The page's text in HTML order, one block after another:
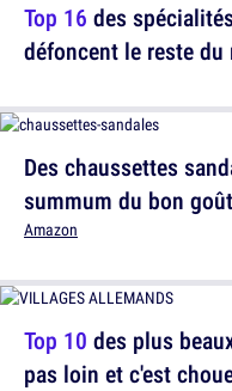
Des chaussettes
summum du bon goût
Amazon
Top 16 des
défoncent le reste du
Top 10 des plus
pas loin et c'est